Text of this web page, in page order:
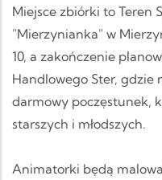
Miejsce zbiórki to Teren
"Mierzynianka" w
10, a zakończenie
Handlowego Ster, gdzie
darmowy poczęstunek,
starszych i młodszych.
Animatorki będą